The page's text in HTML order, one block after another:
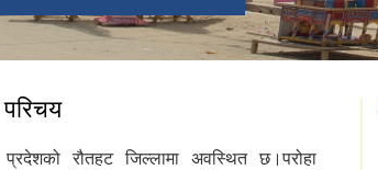
परिचय
रौतहट जिल्लामा अवस्थित छ।परोहा